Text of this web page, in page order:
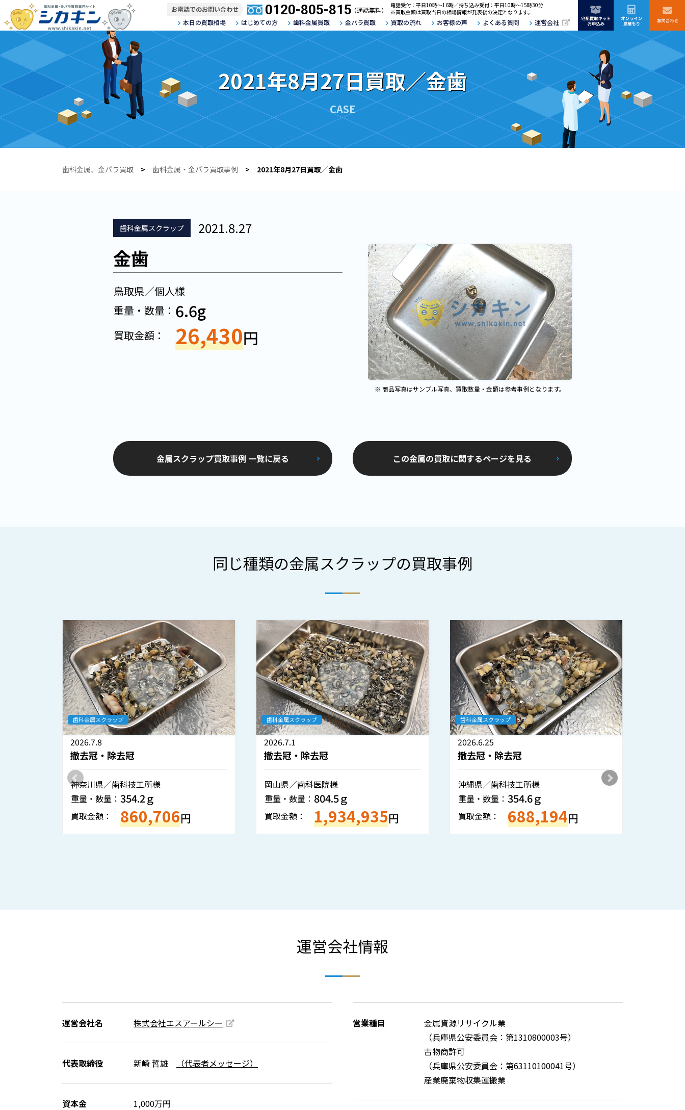
お電話でのお問い合わせ 0120-805-815（通話無料）
電話受付：平日10時～16時／持ち込み受付：平日10時～15時30分
※買取金額は買取当日の相場情報が発表後の決定となります。
本日の買取相場 はじめての方 歯科金属買取 金パラ買取 買取の流れ お客様の声 よくある質問 運営会社
2021年8月27日買取／金歯
CASE
歯科金属、金パラ買取 > 歯科金属・金パラ買取事例 > 2021年8月27日買取／金歯
歯科金属スクラップ 2021.8.27
※ 商品写真はサンプル写真、買取数量・金額は参考事例となります。
金歯
鳥取県／個人様
重量・数量： 6.6g
買取金額： 26,430円
金属スクラップ買取事例 一覧に戻る この金属の買取に関するページを見る
同じ種類の金属スクラップの買取事例
歯科金属スクラップ
岡山県／歯科医院様
重量・数量：
買取金額： 1,934,935 円
歯科金属スクラップ
沖縄県／歯科技工所様
重量・数量：
買取金額： 688,194
歯科金属スクラップ
熊本県／歯科技工所様
重量・数量：
買取金額： 787,185
運営会社情報
運営会社名 株式会社エスアールシー
代表取締役 新崎 哲雄 （代表者メッセージ）
資本金 1,000万円
営業種目
金属資源リサイクル業
（兵庫県公安委員会：第1310800003号）
古物商許可
（兵庫県公安委員会：第63110100041号）
産業廃棄物収集運搬業